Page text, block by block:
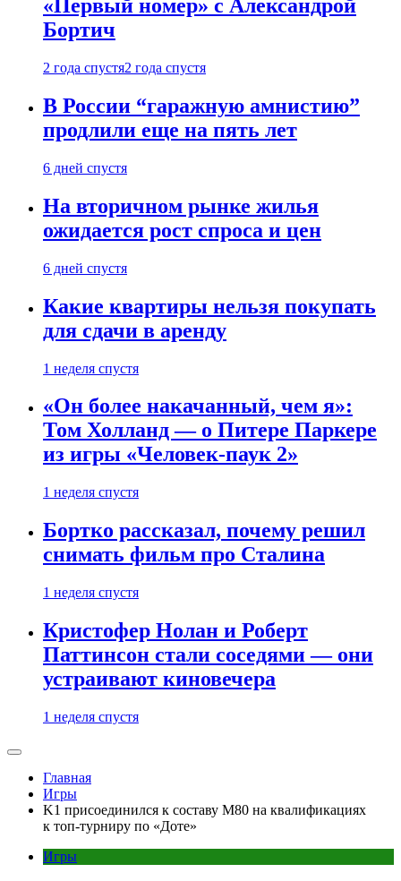
«Первый номер» с Александрой
Бортич
2 года спустя2 года спустя
В России “гаражную амнистию”
продлили еще на пять лет
6 дней спустя
На вторичном рынке жилья
ожидается рост спроса и цен
6 дней спустя
Какие квартиры нельзя покупать
для сдачи в аренду
1 неделя спустя
«Он более накачанный, чем я»:
Том Холланд — о Питере Паркере
из игры «Человек-паук 2»
1 неделя спустя
Бортко рассказал, почему решил
снимать фильм про Сталина
1 неделя спустя
Кристофер Нолан и Роберт
Паттинсон стали соседями — они
устраивают киновечера
1 неделя спустя
Главная
Игры
K1 присоединился к составу M80 на квалификациях
к топ-турниру по «Доте»
Игры